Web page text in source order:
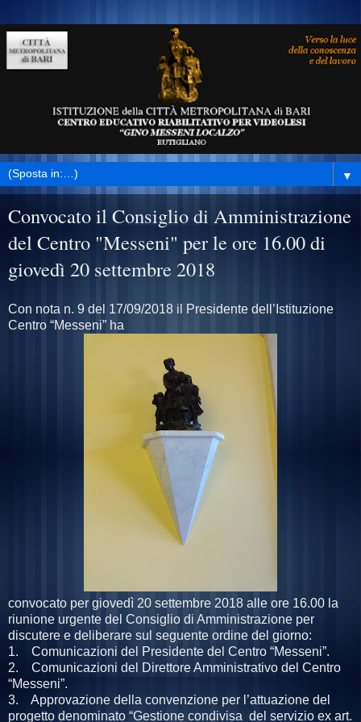
▼
Convocato il Consiglio di Amministrazione
del Centro "Messeni" per le ore 16.00 di
giovedì 20 settembre 2018
Con nota n. 9 del 17/09/2018 il Presidente dell’Istituzione
Centro “Messeni” ha
convocato per giovedì 20 settembre 2018 alle ore 16.00 la
riunione urgente del Consiglio di Amministrazione per
discutere e deliberare sul seguente ordine del giorno:
1. Comunicazioni del Presidente del Centro “Messeni”.
2. Comunicazioni del Direttore Amministrativo del Centro
“Messeni”.
3. Approvazione della convenzione per l’attuazione del
progetto denominato “Gestione condivisa del servizio ex art.